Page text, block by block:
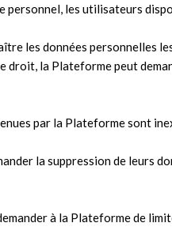
personnel, les utilisateurs
les données personnelles
la Plateforme peut
par la Plateforme sont
la suppression de leurs
à la Plateforme de